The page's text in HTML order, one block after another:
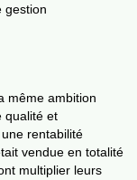
gestion
même ambition
qualité et
rentabilité
vendue en totalité
multiplier leurs